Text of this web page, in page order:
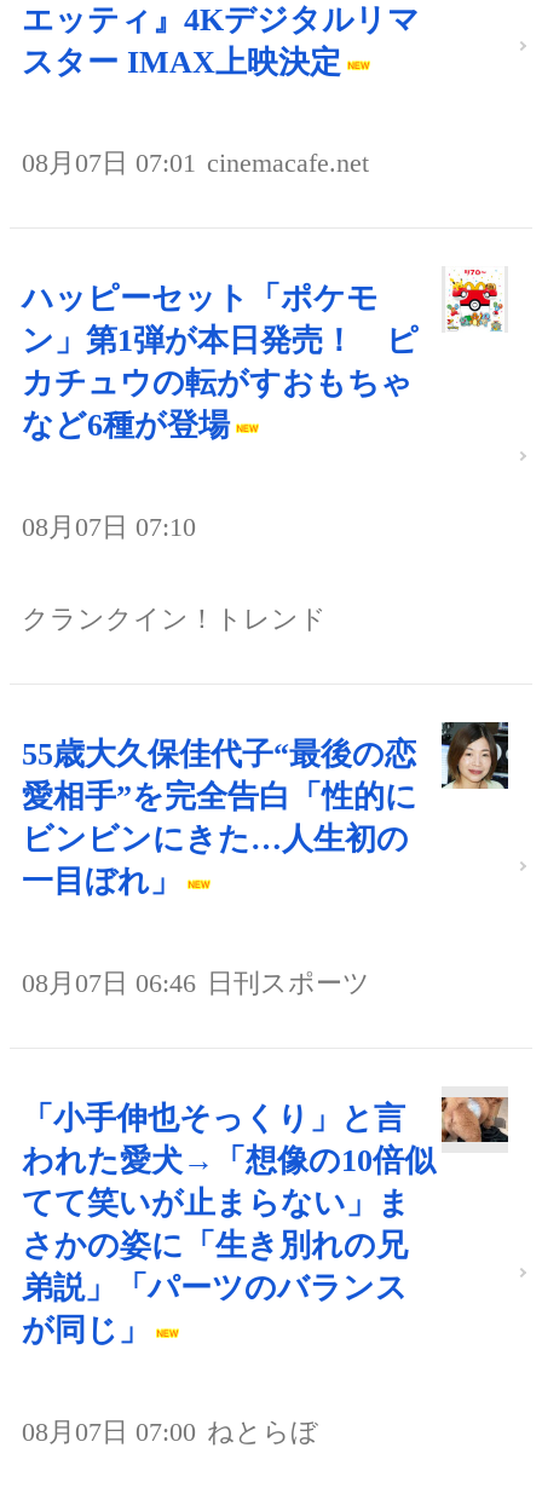
エッティ』4Kデジタルリマ
スター IMAX上映決定
08月07日 07:01 cinemacafe.net
ハッピーセット「ポケモ
ン」第1弾が本日発売！ ピ
カチュウの転がすおもちゃ
など6種が登場
08月07日 07:10
クランクイン！トレンド
55歳大久保佳代子“最後の恋
愛相手”を完全告白「性的に
ビンビンにきた…人生初の
一目ぼれ」
08月07日 06:46 日刊スポーツ
「小手伸也そっくり」と言
われた愛犬→「想像の10倍似
てて笑いが止まらない」ま
さかの姿に「生き別れの兄
弟説」「パーツのバランス
が同じ」
08月07日 07:00 ねとらぼ